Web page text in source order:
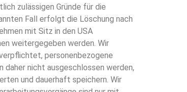
zulässigen Gründe für die
Fall erfolgt die Löschung nach
mit Sitz in den USA
weitergegeben werden. Wir
personenbezogene
daher nicht ausgeschlossen werden,
und dauerhaft speichern. Wir